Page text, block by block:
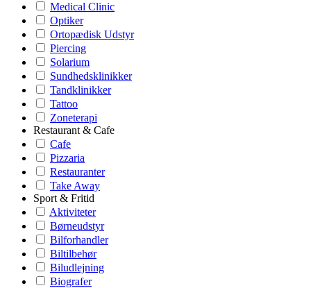
Medical Clinic
Optiker
Ortopædisk Udstyr
Piercing
Solarium
Sundhedsklinikker
Tandklinikker
Tattoo
Zoneterapi
Restaurant & Cafe
Cafe
Pizzaria
Restauranter
Take Away
Sport & Fritid
Aktiviteter
Børneudstyr
Bilforhandler
Biltilbehør
Biludlejning
Biografer